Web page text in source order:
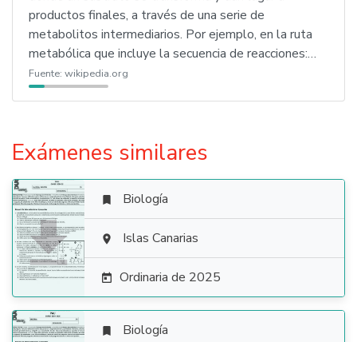
productos finales, a través de una serie de
metabolitos intermediarios. Por ejemplo, en la ruta
metabólica que incluye la secuencia de reacciones:…
Fuente: wikipedia.org
Exámenes similares

 Biología
 Islas Canarias
 Ordinaria de 2025
 Biología